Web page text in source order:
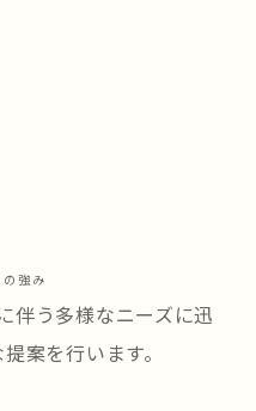
強み
伴う多様なニーズに迅
案を行います。